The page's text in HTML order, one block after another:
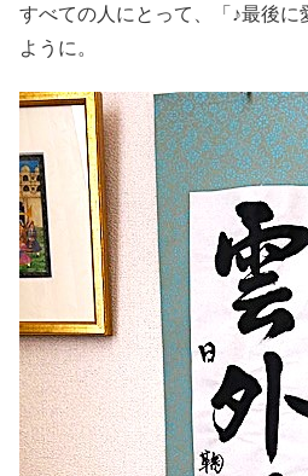
すべての人にとって、「♪最後に
ように。